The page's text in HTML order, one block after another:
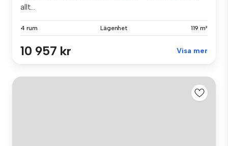
allt...
4 rum Lägenhet 119 m²
10 957 kr Visa mer